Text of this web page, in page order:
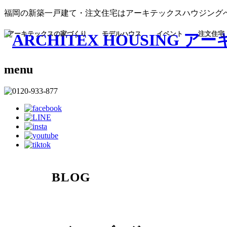
福岡の新築一戸建て・注文住宅はアーキテックスハウジング
menu
アーキテックスの家づくり モデルハウス イベント 注文住宅
BLOG